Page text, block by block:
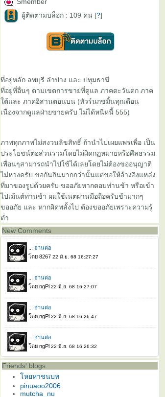
Smember
ผู้ติดตามบล็อก : 109 คน [?]
ที่อยู่หลัก ลพบุรี ลำปาง และ ปทุมธานี
ที่อยู่ที่อื่นๆ ตามเขตการขายที่ดูแล ภาคตะวันตก ภาค
ต้และ ภาคอิสานตอนบน (ทัวร์นกขมิ้นทุกเดือน
เนื่องจากดูแลฝ่ายขายครับ ไม่ได้หนีหนี้ 555)
ภาพทุกภาพไม่สงวนลิขสิทธิ์ ถ้านำไปเผยแพร่เพื่อ เป็น
ประโยชน์ต่อส่วนรวมโดยไม่ผิดกฏหมายหรือศีลธรรม
เพื่อนๆสามารถนำไปใช้ได้เลยโดยไม่ต้องขออนุญาติ
ไม่หวงครับ ขอกันกินมากกว่านั้นแต่ขอให้อ้างอิงแหล่ง
ที่มาของรูปด้วยครับ ขออภัยหากตอบท่านช้า หรือเข้า
ไปเม้นต์ท่านช้า ผมใช้เนตผ่านมือถือครับช้ามากๆ
ขออภัย และ หากผิดพลั้งไป ต้องขออภัยเพราะความรู้
ต่ำ
New Comments
Friends' blogs
หยหาชนบท
pinuaoo2006
mutcha_nu